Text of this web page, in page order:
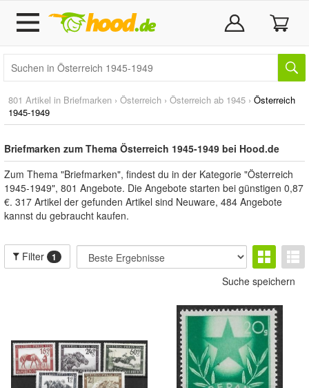
801 Artikel in Briefmarken › Österreich › Österreich ab 1945 › Österreich
1945-1949
Briefmarken zum Thema Österreich 1945-1949 bei Hood.de
Zum Thema "Briefmarken", findest du in der Kategorie "Österreich
1945-1949", 801 Angebote. Die Angebote starten bei günstigen 0,87
€. 317 Artikel der gefunden Artikel sind Neuware, 484 Angebote
kannst du gebraucht kaufen.
Filter 1
Suche speichern